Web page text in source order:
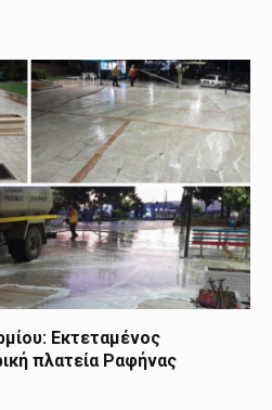
Εκτεταμένος
πλατεία Ραφήνας